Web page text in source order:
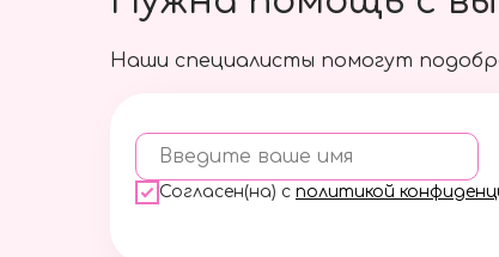
Наши специалисты помогут
Введите ваше имя
Согласен(на) с политикой